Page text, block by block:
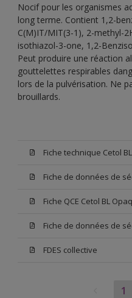
Nocif pour les organismes
long terme. Contient 1,2-
C(M)IT/MIT(3-1), 2-methyl-
isothiazol-3-one, 1,2-
Peut produire une réaction
gouttelettes respirables
lors de la pulvérisation. Ne
brouillards.
Fiche technique Cetol
Fiche QCE Cetol BL
FDES collective
1